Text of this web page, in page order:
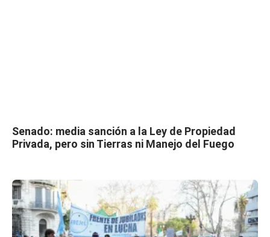
Senado: media sanción a la Ley de Propiedad
Privada, pero sin Tierras ni Manejo del Fuego